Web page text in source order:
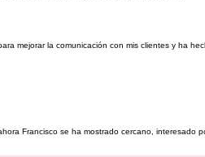
mejorar la comunicación con mis clientes y ha
Francisco se ha mostrado cercano, interesado